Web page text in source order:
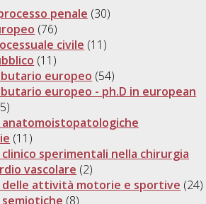
penale (30)
(76)
civile (11)
(11)
europeo (54)
europeo - ph.D in european
anatomoistopatologiche
(11)
clinico sperimentali nella chirurgia
vascolare (2)
delle attività motorie e sportive (24)
semiotiche (8)